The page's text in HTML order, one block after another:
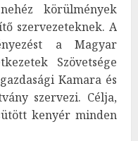
körülmények
szervezeteknek. A
a Magyar
Szövetsége
Kamara és
szervezi. Célja,
kenyér minden